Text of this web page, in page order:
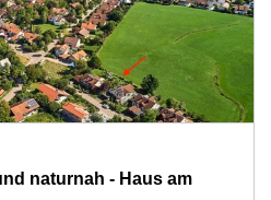
naturnah - Haus am